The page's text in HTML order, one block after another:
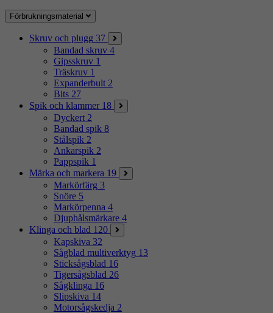
Förbrukningsmaterial
Skruv och plugg 37
Bandad skruv 4
Gipsskruv 1
Träskruv 1
Expanderbult 2
Bits 27
Spik och klammer 18
Dyckert 2
Bandad spik 8
Stålspik 2
Ankarspik 2
Pappspik 1
Märka och markera 19
Markörfärg 3
Snöre 5
Markörpenna 4
Djuphålsmärkare 4
Klinga och blad 120
Kapskiva 32
Sågblad multiverktyg 13
Sticksågsblad 16
Tigersågsblad 26
Sågklinga 16
Slipskiva 14
Motorsågskedja 2